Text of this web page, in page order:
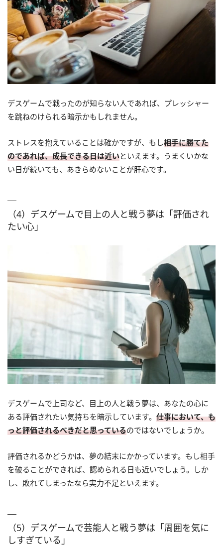
デスゲームで戦ったのが知らない人であれば、プレッシャー
を跳ねのけられる暗示かもしれません。
ストレスを抱えていることは確かですが、もし相手に勝てた
のであれば、成長できる日は近いといえます。うまくいかな
い日が続いても、あきらめないことが肝心です。
（4）デスゲームで目上の人と戦う夢は「評価され
たい心」
デスゲームで上司など、目上の人と戦う夢は、あなたの心に
ある評価されたい気持ちを暗示しています。 仕事において、も
っと評価されるべきだと思っているのではないでしょうか。
評価されるかどうかは、夢の結末にかかっています。もし相手
を破ることができれば、認められる日も近いでしょう。しか
し、敗れてしまったなら実力不足といえます。
（5）デスゲームで芸能人と戦う夢は「周囲を気に
しすぎている」